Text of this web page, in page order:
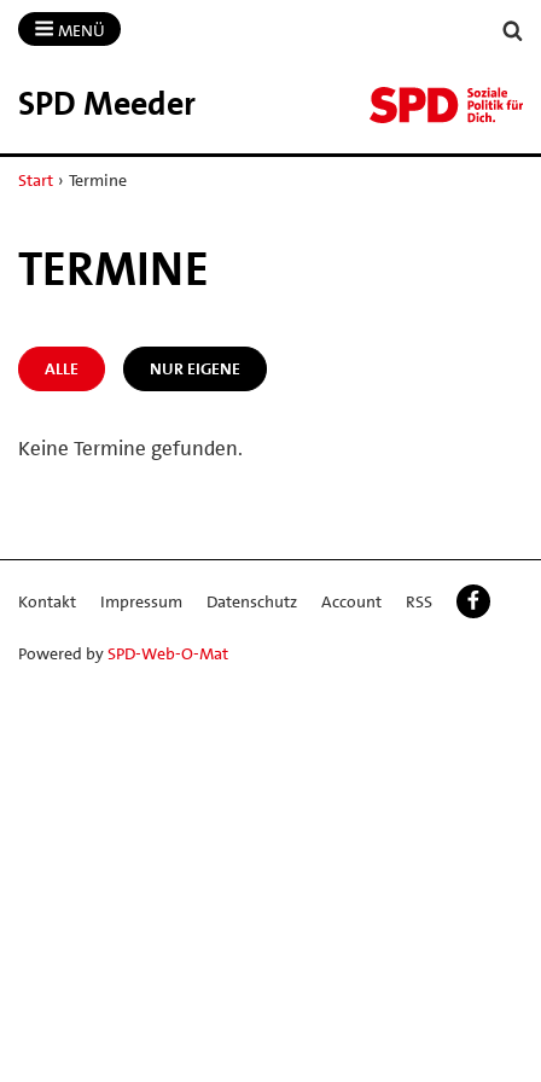
MENÜ
SPD Meeder
Start › Termine
TERMINE
ALLE NUR EIGENE
Keine Termine gefunden.
Kontakt Impressum Datenschutz Account RSS
Powered bySPD-Web-O-Mat